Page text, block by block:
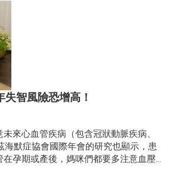
智風險恐增高！
來心血管疾病（包含冠狀動脈疾病、
默症協會國際年會的研究也顯示，患
孕期或產後，媽咪們都要多注意血壓